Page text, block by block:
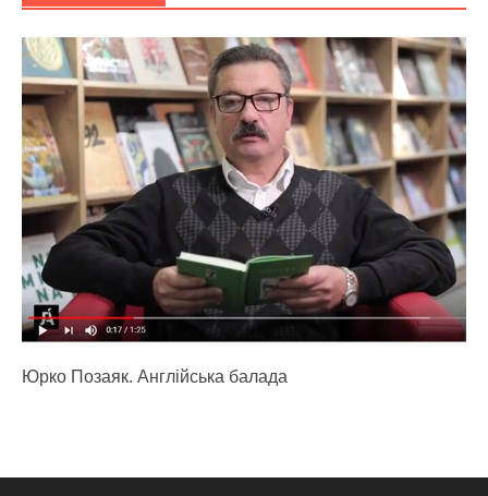
Юрко Позаяк. Англійська балада